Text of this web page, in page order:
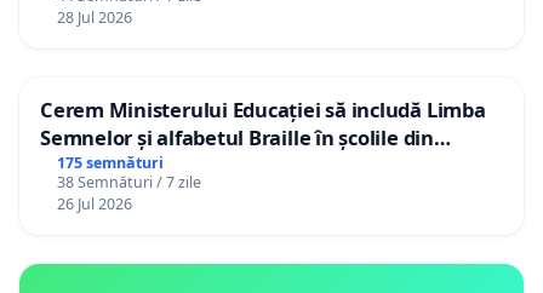
28 Jul 2026
Cerem Ministerului Educației să includă Limba
Semnelor și alfabetul Braille în școlile din
Republica Moldova!
175 semnături
38 Semnături / 7 zile
26 Jul 2026